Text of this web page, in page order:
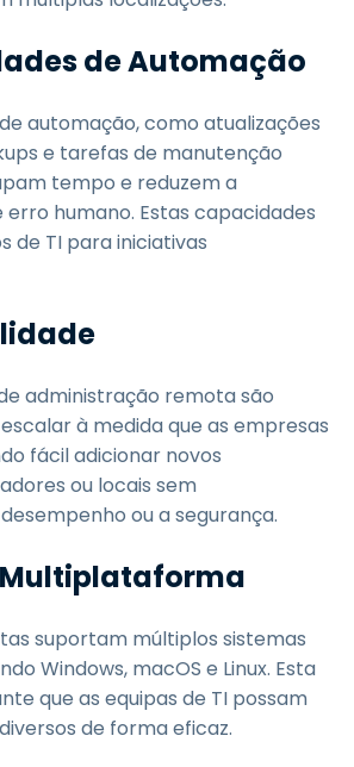
de Automação
automação, como atualizações
e tarefas de manutenção
tempo e reduzem a
humano. Estas capacidades
de TI para iniciativas
administração remota são
à medida que as empresas
fácil adicionar novos
ou locais sem
ou a segurança.
Multiplataforma
suportam múltiplos sistemas
Windows, macOS e Linux. Esta
que as equipas de TI possam
de forma eficaz.